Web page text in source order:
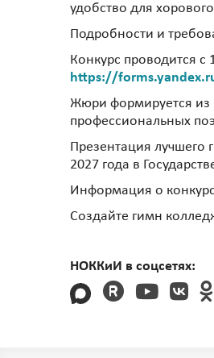
удобство для
Подробности и
Конкурс проводится
https://
Жюри формируется из
профессиональных
Презентация лучшего
2027 года в
Информация о
Создайте гимн
НОККиИ в соцсетях: